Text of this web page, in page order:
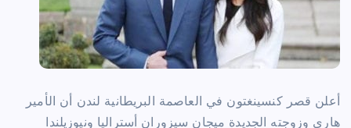
أعلن قصر كنسينغتون في العاصمة البريطانية لندن أن الأمير
هاري وزوجته الجديدة ميجان سيزوران أستراليا ونيوزيلندا